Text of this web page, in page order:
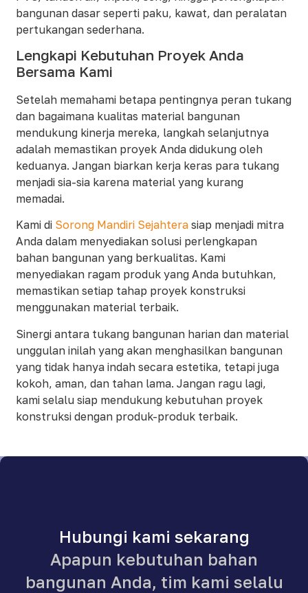
bangunan dasar seperti paku, kawat, dan peralatan
pertukangan sederhana.
Lengkapi Kebutuhan Proyek Anda
Bersama Kami
Setelah memahami betapa pentingnya peran tukang
dan bagaimana kualitas material bangunan
mendukung kinerja mereka, langkah selanjutnya
adalah memastikan proyek Anda didukung oleh
keduanya. Jangan biarkan kerja keras para tukang
menjadi sia-sia karena material yang kurang
memadai.
Kami di Sorong Mandiri Sejahtera siap menjadi mitra
Anda dalam menyediakan solusi perlengkapan
bahan bangunan yang berkualitas. Kami
menyediakan ragam produk yang Anda butuhkan,
memastikan setiap tahap proyek konstruksi
menggunakan material terbaik.
Sinergi antara tukang bangunan harian dan material
unggulan inilah yang akan menghasilkan bangunan
yang tidak hanya indah secara estetika, tetapi juga
kokoh, aman, dan tahan lama. Jangan ragu lagi,
kami selalu siap mendukung kebutuhan proyek
konstruksi dengan produk-produk terbaik.
Hubungi kami sekarang
Apapun kebutuhan bahan
bangunan Anda, tim kami selalu